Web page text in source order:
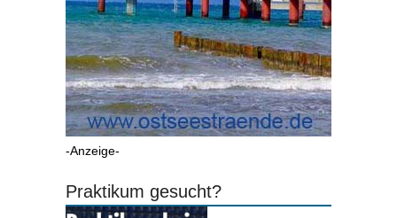
-Anzeige-
Praktikum gesucht?